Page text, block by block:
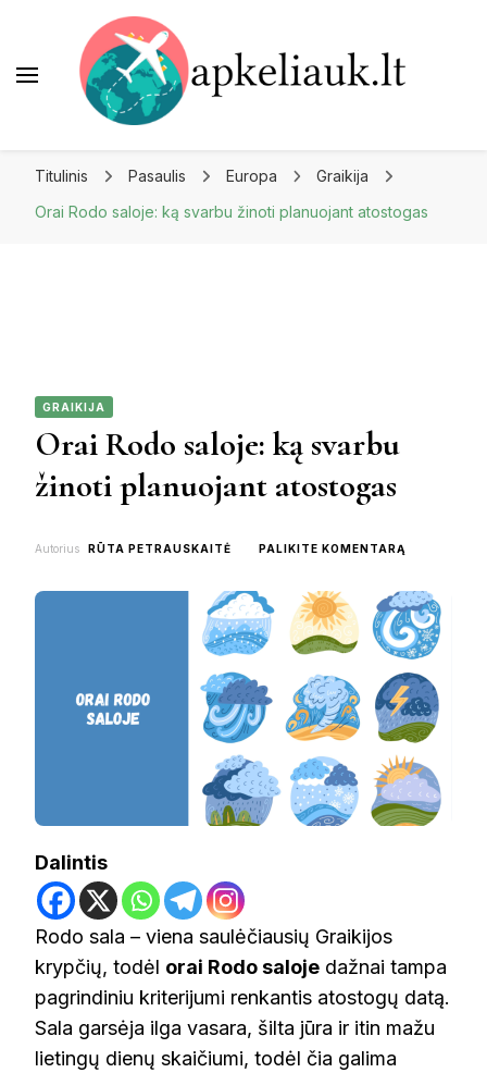
Titulinis Pasaulis Europa
Graikija
Orai Rodo saloje: ką svarbu žinoti planuojant atostogas
GRAIKIJA
Orai Rodo saloje: ką svarbu
žinoti planuojant atostogas
Autorius RŪTA PETRAUSKAITĖ PALIKITE KOMENTARĄ
SALOJE:
KĄ
SVARBU
Dalintis
Rodo sala – viena saulėčiausių Graikijos
krypčių, todėl orai Rodo saloje dažnai tampa
pagrindiniu kriterijumi renkantis atostogų datą.
Sala garsėja ilga vasara, šilta jūra ir itin mažu
lietingų dienų skaičiumi, todėl čia galima